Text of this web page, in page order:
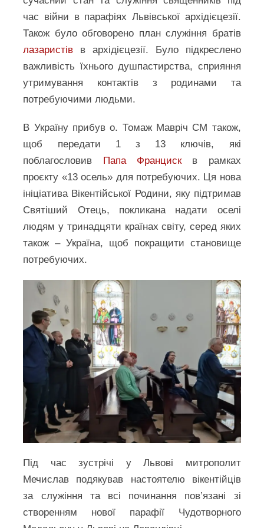
час війни в парафіях Львівської архідієцезії.
Також було обговорено план служіння братів
лазаристів в архідієцезії. Було підкреслено
важливість їхнього душпастирства, сприяння
утримування контактів з родинами та
потребуючими людьми.
В Україну прибув о. Томаж Мавріч СМ також,
щоб передати 1 з 13 ключів, які
поблагословив Папа Францискв рамках
проєкту «13 осель» для потребуючих. Ця нова
ініціатива Вікентійської Родини, яку підтримав
Святіший Отець, покликана надати оселі
людям у тринадцяти країнах світу, серед яких
також – Україна, щоб покращити становище
потребуючих.
Під час зустрічі у Львові митрополит
Мечислав подякував настоятелю вікентійців
за служіння та всі починання пов’язані зі
створенням нової парафії Чудотворного